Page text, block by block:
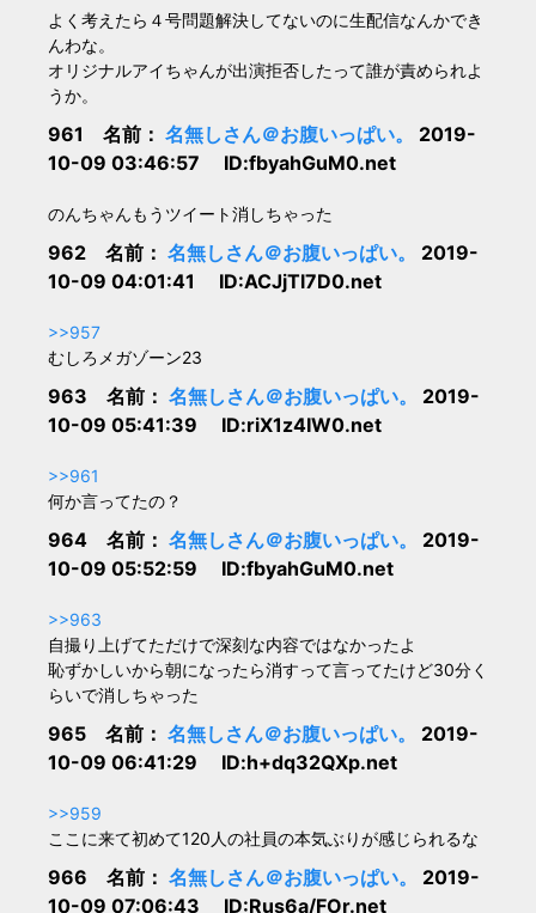
よく考えたら４号問題解決してないのに生配信なんかでき
んわな。
オリジナルアイちゃんが出演拒否したって誰が責められよ
うか。
961 名前： 名無しさん＠お腹いっぱい。 2019-
10-09 03:46:57 ID:fbyahGuM0.net
のんちゃんもうツイート消しちゃった
962 名前： 名無しさん＠お腹いっぱい。 2019-
10-09 04:01:41 ID:ACJjTl7D0.net
>>957
むしろメガゾーン23
963 名前： 名無しさん＠お腹いっぱい。 2019-
10-09 05:41:39 ID:riX1z4IW0.net
>>961
何か言ってたの？
964 名前： 名無しさん＠お腹いっぱい。 2019-
10-09 05:52:59 ID:fbyahGuM0.net
>>963
自撮り上げてただけで深刻な内容ではなかったよ
恥ずかしいから朝になったら消すって言ってたけど30分く
らいで消しちゃった
965 名前： 名無しさん＠お腹いっぱい。 2019-
10-09 06:41:29 ID:h+dq32QXp.net
>>959
ここに来て初めて120人の社員の本気ぶりが感じられるな
966 名前： 名無しさん＠お腹いっぱい。 2019-
10-09 07:06:43 ID:Rus6a/FOr.net